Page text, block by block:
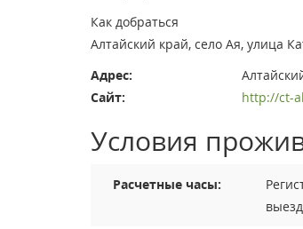
Как добраться
Алтайский край, село Ая, улица
Адрес:
Сайт:
http://ct-
Условия
Расчетные часы: